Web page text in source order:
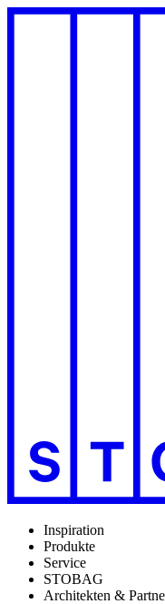
Inspiration
Produkte
Service
STOBAG
Architekten &